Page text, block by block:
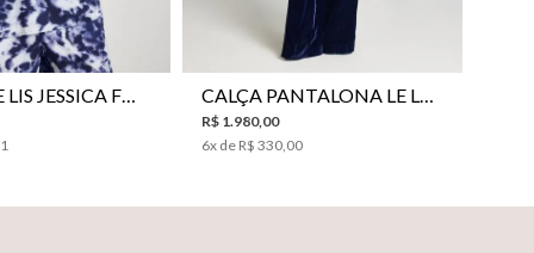
40 42 44 46
CAMISA LE LIS JESSICA FEMININA
34 36 38
CALÇA PANTALONA LE LIS SONIA FEMININA
R$ 1.980,00
6x de R$ 330,00